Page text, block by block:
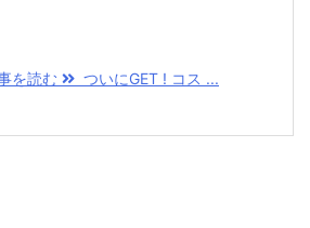
を読む ついにGET ! コス ...